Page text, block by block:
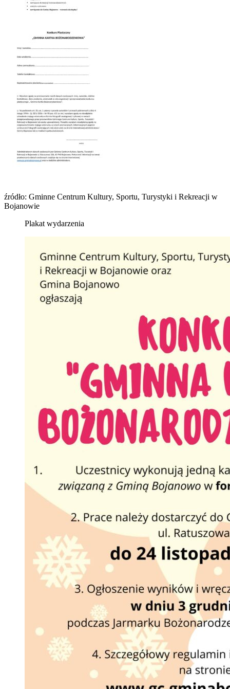
źródło: Gminne Centrum Kultury, Sportu, Turystyki i Rekreacji w
Bojanowie
Plakat wydarzenia